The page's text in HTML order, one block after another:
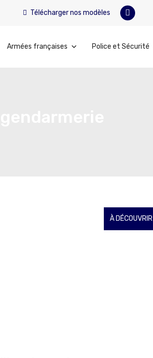
Télécharger nos modèles
Armées françaises Police et Sécurité
À DÉCOUVRIR